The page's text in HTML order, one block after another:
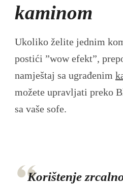
kaminom
Ukoliko želite jednim
postići ”wow efekt”,
namještaj sa ugrađenim
možete upravljati preko
sa vaše sofe.
Korištenje